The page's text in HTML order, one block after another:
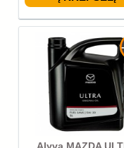
Alyva MAZDA